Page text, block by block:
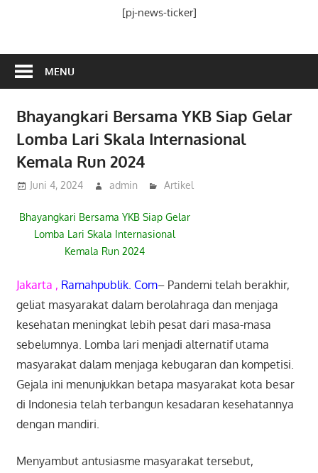
[pj-news-ticker]
MENU
Bhayangkari Bersama YKB Siap Gelar
Lomba Lari Skala Internasional
Kemala Run 2024
Juni 4, 2024 admin Artikel
Bhayangkari Bersama YKB Siap Gelar
Lomba Lari Skala Internasional
Kemala Run 2024
Jakarta , Ramahpublik. Com– Pandemi telah berakhir,
geliat masyarakat dalam berolahraga dan menjaga
kesehatan meningkat lebih pesat dari masa-masa
sebelumnya. Lomba lari menjadi alternatif utama
masyarakat dalam menjaga kebugaran dan kompetisi.
Gejala ini menunjukkan betapa masyarakat kota besar
di Indonesia telah terbangun kesadaran kesehatannya
dengan mandiri.
Menyambut antusiasme masyarakat tersebut,